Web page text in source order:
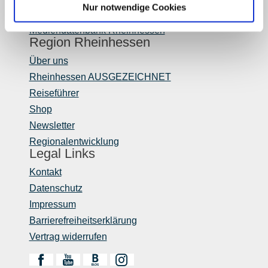
Nur notwendige Cookies
Touristik intern
Mediendatenbank Rheinhessen
Region Rheinhessen
Über uns
Rheinhessen AUSGEZEICHNET
Reiseführer
Shop
Newsletter
Regionalentwicklung
Legal Links
Kontakt
Datenschutz
Impressum
Barrierefreiheitserklärung
Vertrag widerrufen